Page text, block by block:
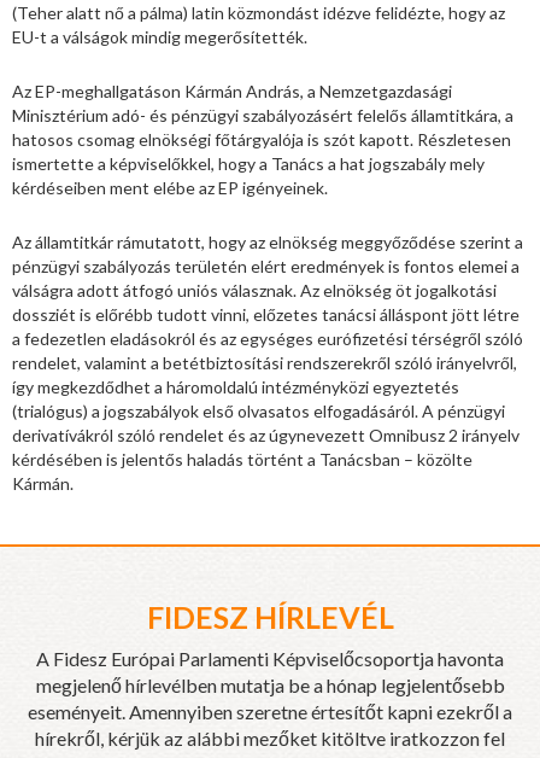
(Teher alatt nő a pálma) latin közmondást idézve felidézte, hogy az
EU-t a válságok mindig megerősítették.
Az EP-meghallgatáson Kármán András, a Nemzetgazdasági
Minisztérium adó- és pénzügyi szabályozásért felelős államtitkára, a
hatosos csomag elnökségi főtárgyalója is szót kapott. Részletesen
ismertette a képviselőkkel, hogy a Tanács a hat jogszabály mely
kérdéseiben ment elébe az EP igényeinek.
Az államtitkár rámutatott, hogy az elnökség meggyőződése szerint a
pénzügyi szabályozás területén elért eredmények is fontos elemei a
válságra adott átfogó uniós válasznak. Az elnökség öt jogalkotási
dossziét is előrébb tudott vinni, előzetes tanácsi álláspont jött létre
a fedezetlen eladásokról és az egységes eurófizetési térségről szóló
rendelet, valamint a betétbiztosítási rendszerekről szóló irányelvről,
így megkezdődhet a háromoldalú intézményközi egyeztetés
(trialógus) a jogszabályok első olvasatos elfogadásáról. A pénzügyi
derivatívákról szóló rendelet és az úgynevezett Omnibusz 2 irányelv
kérdésében is jelentős haladás történt a Tanácsban – közölte
Kármán.
FIDESZ HÍRLEVÉL
A Fidesz Európai Parlamenti Képviselőcsoportja havonta
megjelenő hírlevélben mutatja be a hónap legjelentősebb
eseményeit. Amennyiben szeretne értesítőt kapni ezekről a
hírekről, kérjük az alábbi mezőket kitöltve iratkozzon fel